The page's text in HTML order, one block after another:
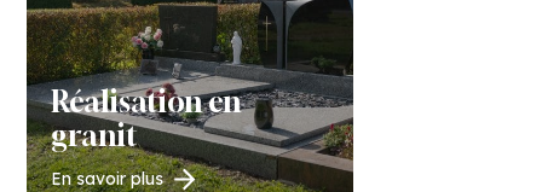
Réalisation en
granit
En savoir plus